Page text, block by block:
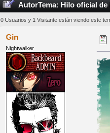
AutorTema: Hilo oficial
0 Usuarios y 1 Visitante están viendo este
Gin
Nightwalker